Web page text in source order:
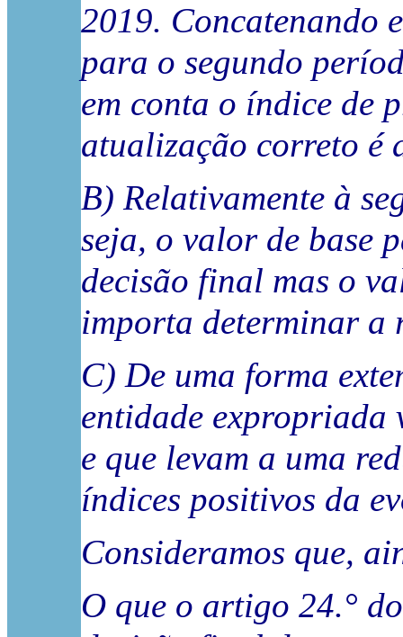
2019. Concatenando
para o segundo
em conta o índice de
atualização correto é
B) Relativamente à
seja, o valor de base
decisão final mas o
importa determinar a
C) De uma forma
entidade expropriada
e que levam a uma
índices positivos da
Consideramos que,
O que o artigo 24.°